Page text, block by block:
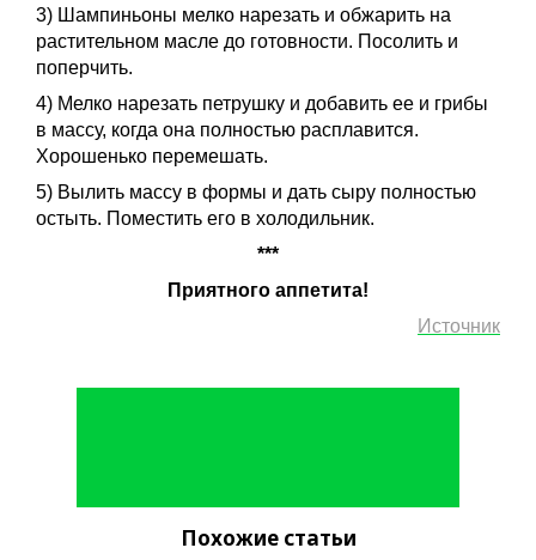
3) Шампиньоны мелко нарезать и обжарить на
растительном масле до готовности. Посолить и
поперчить.
4) Мелко нарезать петрушку и добавить ее и грибы
в массу, когда она полностью расплавится.
Хорошенько перемешать.
5) Вылить массу в формы и дать сыру полностью
остыть. Поместить его в холодильник.
***
Приятного аппетита!
Источник
Похожие статьи